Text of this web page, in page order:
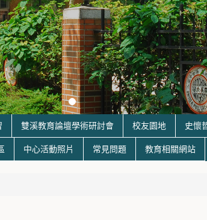
雙溪教育論壇學術研討會 校友園地 史懷
中心活動照片 常見問題 教育相關網站